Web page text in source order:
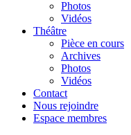
Photos
Vidéos
Théâtre
Pièce en cours
Archives
Photos
Vidéos
Contact
Nous rejoindre
Espace membres